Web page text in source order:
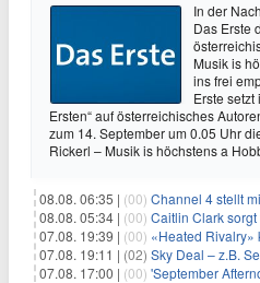
In der
Das Erste
Musik is
ins frei
Erste
Ersten“ auf österreichisches
zum 14. September um 0.05 Uhr
Rickerl – Musik is höchstens a
08.08. 06:35 | (00) Channel 4 stellt mit
08.08. 05:34 | (00) Caitlin Clark sorgt für
07.08. 19:39 | (00) «Heated Rivalry»
07.08. 19:11 | (02) Sky Deal – z.B. Serien &
07.08. 17:00 | (00) 'September Afternoon'-